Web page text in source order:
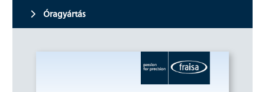
Óragyártás